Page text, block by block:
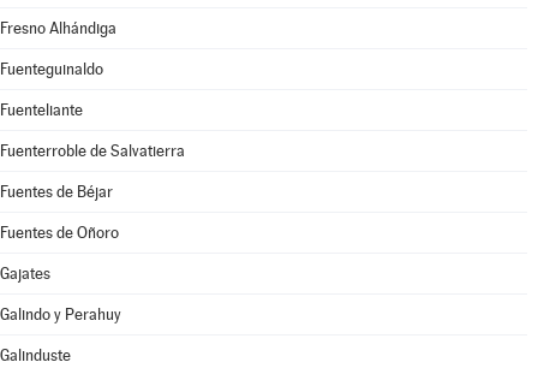
Fresno Alhándiga
Fuenteguinaldo
Fuenteliante
Fuenterroble de Salvatierra
Fuentes de Béjar
Fuentes de Oñoro
Gajates
Galindo y Perahuy
Galinduste